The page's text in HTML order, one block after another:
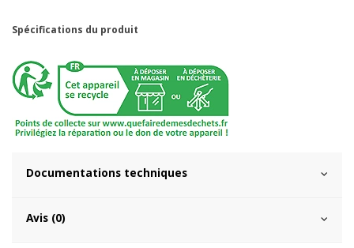
Spécifications du produit
Documentations techniques
Avis (0)